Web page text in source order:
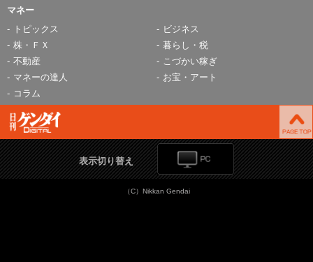
マネー
トピックス
ビジネス
株・ＦＸ
暮らし・税
不動産
こづかい稼ぎ
マネーの達人
お宝・アート
コラム
表示切り替え
（C）Nikkan Gendai